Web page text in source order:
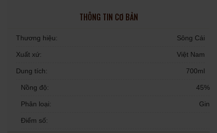
THÔNG TIN CƠ BẢN
Thương hiệu: Sông Cái
Xuất xứ: Việt Nam
Dung tích: 700ml
Nồng độ: 45%
Phân loại: Gin
Điểm số: